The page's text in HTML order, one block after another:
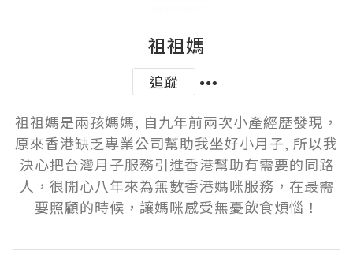
祖祖媽
追蹤
祖祖媽是兩孩媽媽, 自九年前兩次小產經歷發現，
原來香港缺乏專業公司幫助我坐好小月子, 所以我
決心把台灣月子服務引進香港幫助有需要的同路
人，很開心八年來為無數香港媽咪服務，在最需
要照顧的時候，讓媽咪感受無憂飲食煩惱！